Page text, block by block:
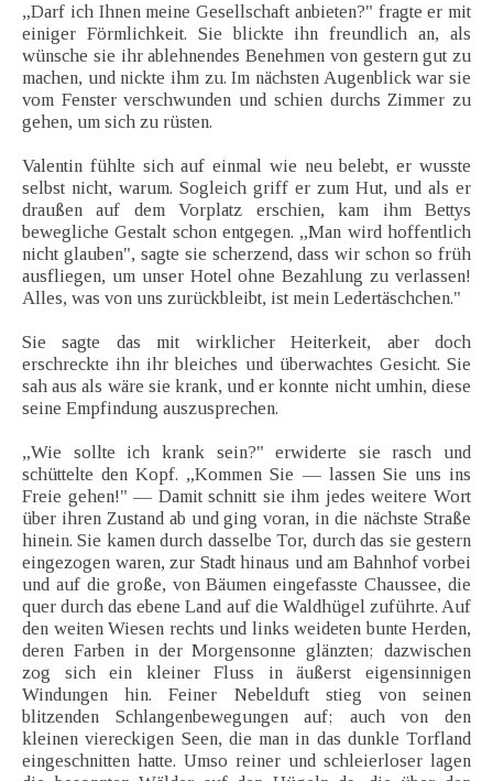
„Darf ich Ihnen meine Gesellschaft anbieten?" fragte er mit
einiger Förmlichkeit. Sie blickte ihn freundlich an, als
wünsche sie ihr ablehnendes Benehmen von gestern gut zu
machen, und nickte ihm zu. Im nächsten Augenblick war sie
vom Fenster verschwunden und schien durchs Zimmer zu
gehen, um sich zu rüsten.
Valentin fühlte sich auf einmal wie neu belebt, er wusste
selbst nicht, warum. Sogleich griff er zum Hut, und als er
draußen auf dem Vorplatz erschien, kam ihm Bettys
bewegliche Gestalt schon entgegen. „Man wird hoffentlich
nicht glauben", sagte sie scherzend, dass wir schon so früh
ausfliegen, um unser Hotel ohne Bezahlung zu verlassen!
Alles, was von uns zurückbleibt, ist mein Ledertäschchen."
Sie sagte das mit wirklicher Heiterkeit, aber doch
erschreckte ihn ihr bleiches und überwachtes Gesicht. Sie
sah aus als wäre sie krank, und er konnte nicht umhin, diese
seine Empfindung auszusprechen.
„Wie sollte ich krank sein?" erwiderte sie rasch und
schüttelte den Kopf. „Kommen Sie — lassen Sie uns ins
Freie gehen!" — Damit schnitt sie ihm jedes weitere Wort
über ihren Zustand ab und ging voran, in die nächste Straße
hinein. Sie kamen durch dasselbe Tor, durch das sie gestern
eingezogen waren, zur Stadt hinaus und am Bahnhof vorbei
und auf die große, von Bäumen eingefasste Chaussee, die
quer durch das ebene Land auf die Waldhügel zuführte. Auf
den weiten Wiesen rechts und links weideten bunte Herden,
deren Farben in der Morgensonne glänzten; dazwischen
zog sich ein kleiner Fluss in äußerst eigensinnigen
Windungen hin. Feiner Nebelduft stieg von seinen
blitzenden Schlangenbewegungen auf; auch von den
kleinen viereckigen Seen, die man in das dunkle Torfland
eingeschnitten hatte. Umso reiner und schleierloser lagen